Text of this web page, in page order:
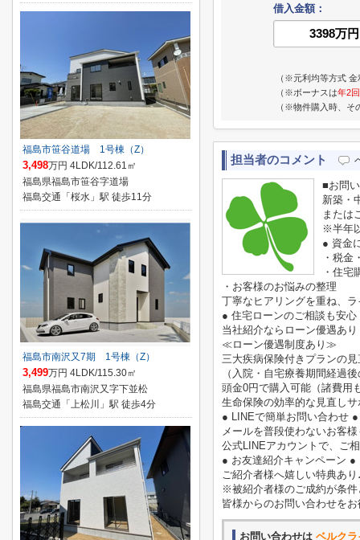
借入金額：
（※元利均等方式 金
（※ボーナスは年2回
（※物件購入時、そ
担当者のコメント
■お問
新築・
または
※半年
● 資金
・税金
・住宅
・お客様のお悩みの整理
丁寧なヒアリングを重ね、
● 住宅ローンのご相談も安心
当社紹介ならローン優遇あ
≪ローン優遇制度あり≫
三大疾病保険付きプランの
（入院・自宅療養期間経過
頭金0円で購入可能（諸費用
生命保険の効率的な見直しサ
● LINEで簡単お問い合わせ ●
メールを普段使わないお客
公式LINEアカウントで、ご
● お友達紹介キャンペーン ●
ご紹介者様へ嬉しい特典あり
※被紹介者様のご成約が条件
皆様からのお問い合わせを
お問い合わせは ベルク
福島市笹谷道場 1号棟（Z）
3,498万円 4LDK/112.61㎡
福島県福島市笹谷字道場
福島交通「桜水」駅 徒歩11分
福島市南沢又7期 1号棟（Z）
3,499万円 4LDK/115.30㎡
福島県福島市南沢又字下並松
福島交通「上松川」駅 徒歩4分